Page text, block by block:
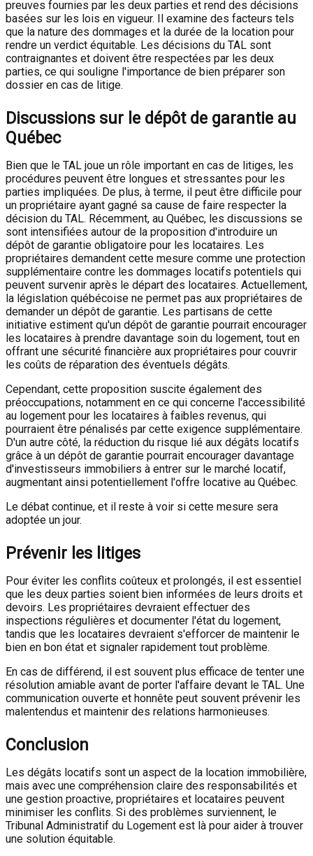
preuves fournies par les deux parties et rend des décisions
basées sur les lois en vigueur. Il examine des facteurs tels
que la nature des dommages et la durée de la location pour
rendre un verdict équitable. Les décisions du TAL sont
contraignantes et doivent être respectées par les deux
parties, ce qui souligne l'importance de bien préparer son
dossier en cas de litige.
Discussions sur le dépôt de garantie au
Québec
Bien que le TAL joue un rôle important en cas de litiges, les
procédures peuvent être longues et stressantes pour les
parties impliquées. De plus, à terme, il peut être difficile pour
un propriétaire ayant gagné sa cause de faire respecter la
décision du TAL. Récemment, au Québec, les discussions se
sont intensifiées autour de la proposition d'introduire un
dépôt de garantie obligatoire pour les locataires. Les
propriétaires demandent cette mesure comme une protection
supplémentaire contre les dommages locatifs potentiels qui
peuvent survenir après le départ des locataires. Actuellement,
la législation québécoise ne permet pas aux propriétaires de
demander un dépôt de garantie. Les partisans de cette
initiative estiment qu'un dépôt de garantie pourrait encourager
les locataires à prendre davantage soin du logement, tout en
offrant une sécurité financière aux propriétaires pour couvrir
les coûts de réparation des éventuels dégâts.
Cependant, cette proposition suscite également des
préoccupations, notamment en ce qui concerne l'accessibilité
au logement pour les locataires à faibles revenus, qui
pourraient être pénalisés par cette exigence supplémentaire.
D'un autre côté, la réduction du risque lié aux dégâts locatifs
grâce à un dépôt de garantie pourrait encourager davantage
d'investisseurs immobiliers à entrer sur le marché locatif,
augmentant ainsi potentiellement l'offre locative au Québec.
Le débat continue, et il reste à voir si cette mesure sera
adoptée un jour.
Prévenir les litiges
Pour éviter les conflits coûteux et prolongés, il est essentiel
que les deux parties soient bien informées de leurs droits et
devoirs. Les propriétaires devraient effectuer des
inspections régulières et documenter l'état du logement,
tandis que les locataires devraient s'efforcer de maintenir le
bien en bon état et signaler rapidement tout problème.
En cas de différend, il est souvent plus efficace de tenter une
résolution amiable avant de porter l'affaire devant le TAL. Une
communication ouverte et honnête peut souvent prévenir les
malentendus et maintenir des relations harmonieuses.
Conclusion
Les dégâts locatifs sont un aspect de la location immobilière,
mais avec une compréhension claire des responsabilités et
une gestion proactive, propriétaires et locataires peuvent
minimiser les conflits. Si des problèmes surviennent, le
Tribunal Administratif du Logement est là pour aider à trouver
une solution équitable.